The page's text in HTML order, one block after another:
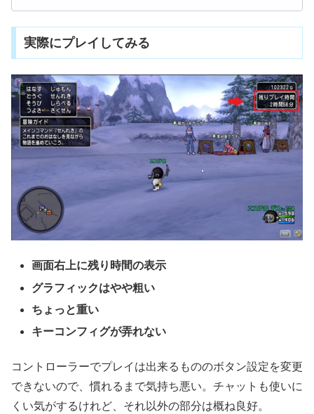
実際にプレイしてみる
画面右上に残り時間の表示
グラフィックはやや粗い
ちょっと重い
キーコンフィグが弄れない
コントローラーでプレイは出来るもののボタン設定を変更
できないので、慣れるまで気持ち悪い。チャットも使いに
くい気がするけれど、それ以外の部分は概ね良好。